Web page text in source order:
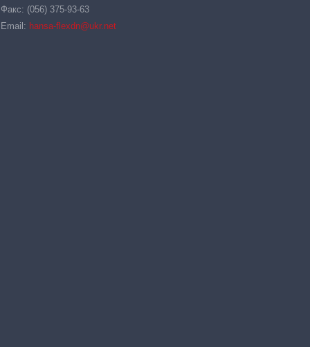
Факс: (056) 375-93-63
Email: hansa-flexdn@ukr.net